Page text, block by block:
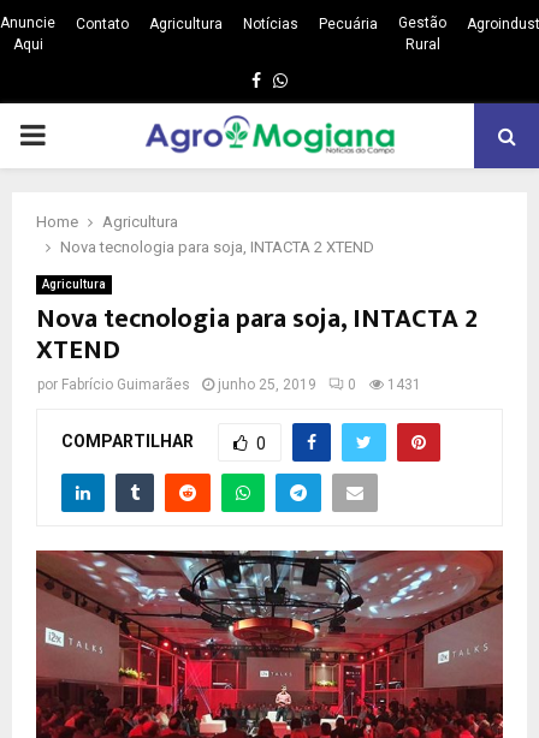
Anuncie
Aqui
Contato Agricultura Notícias Pecuária
Gestão
Rural
Facebook
Whatsapp
PRIMARY
Home
Agricultura
Nova tecnologia para soja, INTACTA 2 XTEND
Agricultura
Nova tecnologia para soja, INTACTA 2
XTEND
por Fabrício Guimarães junho 25, 2019 0 1431
COMPARTILHAR 0